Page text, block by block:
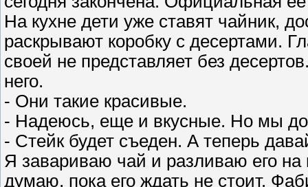
На кухне дети уже ставят чайник,
раскрывают коробку с десертами.
своей не представляет без
него.
- Они такие красивые.
- Надеюсь, еще и вкусные. Но мы
- Стейк будет съеден. А теперь
Я завариваю чай и разливаю его
думаю, пока его ждать не стоит.